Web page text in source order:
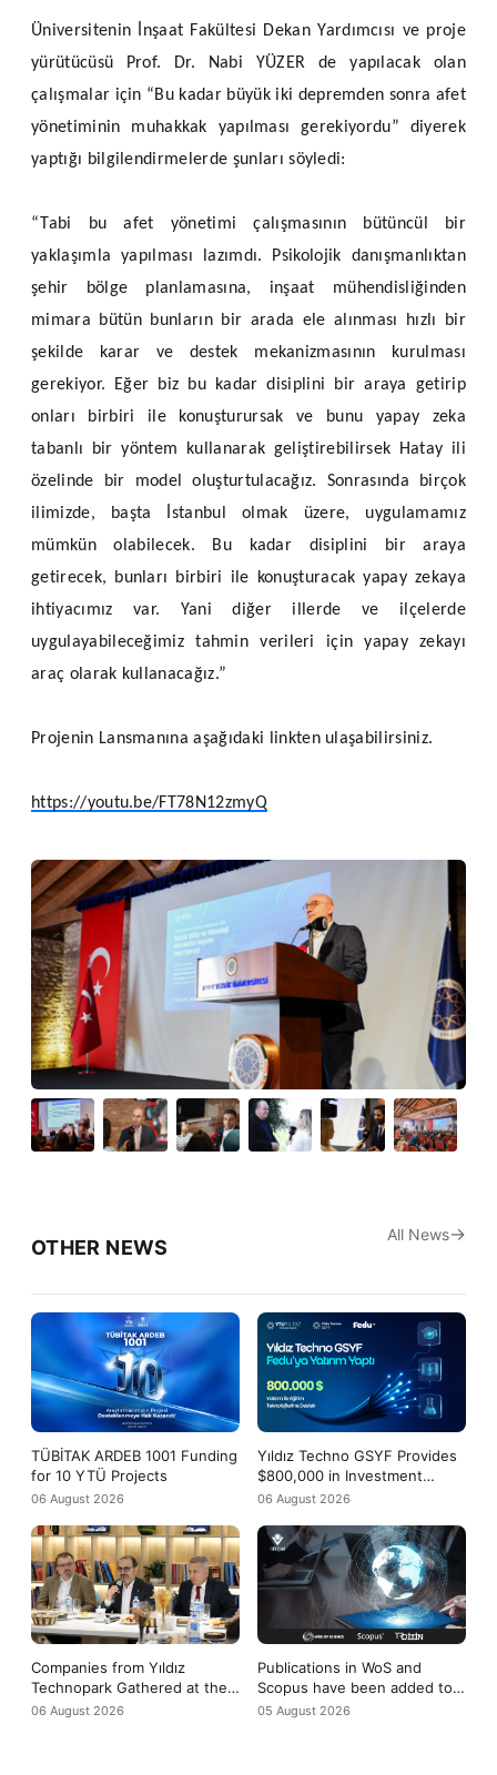
Üniversitenin İnşaat Fakültesi Dekan Yardımcısı ve proje
yürütücüsü Prof. Dr. Nabi YÜZER de yapılacak olan
çalışmalar için “Bu kadar büyük iki depremden sonra afet
yönetiminin muhakkak yapılması gerekiyordu” diyerek
yaptığı bilgilendirmelerde şunları söyledi:
“Tabi bu afet yönetimi çalışmasının bütüncül bir
yaklaşımla yapılması lazımdı. Psikolojik danışmanlıktan
şehir bölge planlamasına, inşaat mühendisliğinden
mimara bütün bunların bir arada ele alınması hızlı bir
şekilde karar ve destek mekanizmasının kurulması
gerekiyor. Eğer biz bu kadar disiplini bir araya getirip
onları birbiri ile konuşturursak ve bunu yapay zeka
tabanlı bir yöntem kullanarak geliştirebilirsek Hatay ili
özelinde bir model oluşturtulacağız. Sonrasında birçok
ilimizde, başta İstanbul olmak üzere, uygulamamız
mümkün olabilecek. Bu kadar disiplini bir araya
getirecek, bunları birbiri ile konuşturacak yapay zekaya
ihtiyacımız var. Yani diğer illerde ve ilçelerde
uygulayabileceğimiz tahmin verileri için yapay zekayı
araç olarak kullanacağız.”
Projenin Lansmanına aşağıdaki linkten ulaşabilirsiniz.
https://youtu.be/FT78N12zmyQ
OTHER NEWS
TÜBİTAK ARDEB 1001 Funding
for 10 YTÜ Projects
06 August 2026
Yıldız Techno GSYF Provides
$800,000 in Investment
Support to Fedu
06 August 2026
Companies from Yıldız
Technopark Gathered at the
Yıldız-Tech Meeting to
06 August 2026
Publications in WoS and
Scopus have been added to
the evaluation criteria for
05 August 2026
All News